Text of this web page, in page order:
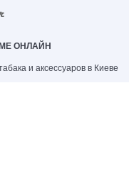
ОНЛАЙН
и аксессуаров в Киеве